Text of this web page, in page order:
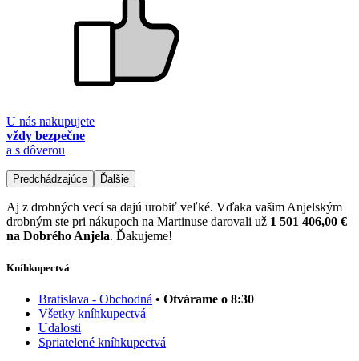
U nás nakupujete
vždy bezpečne
a s dôverou
Predchádzajúce Ďalšie
Aj z drobných vecí sa dajú urobiť veľké. Vďaka vašim Anjelským
drobným ste pri nákupoch na Martinuse darovali už 1 501 406,00 €
na Dobrého Anjela. Ďakujeme!
Kníhkupectvá
Bratislava - Obchodná • Otvárame o 8:30
Všetky kníhkupectvá
Udalosti
Spriatelené kníhkupectvá